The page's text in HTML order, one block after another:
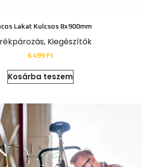
Lakat Kulcsos 8x900mm
, Kiegészítők
6 499 Ft
Kosárba teszem